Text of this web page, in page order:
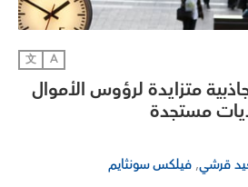
A
文
متزايدة لرؤوس الأموال
مستجدة
قرشي, فيلكس سونثايم